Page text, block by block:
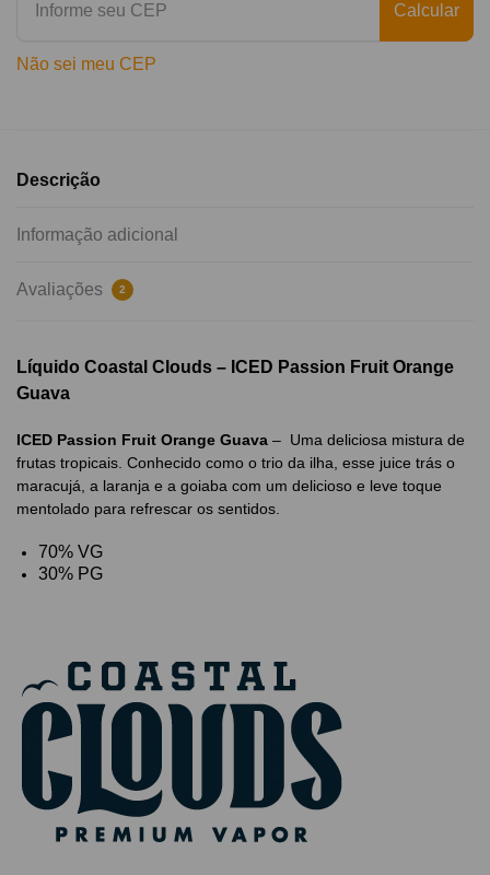
Calcular
Não sei meu CEP
Descrição
Informação adicional
Avaliações 2
Líquido Coastal Clouds – ICED Passion Fruit Orange
Guava
ICED Passion Fruit Orange Guava – Uma deliciosa mistura de
frutas tropicais. Conhecido como o trio da ilha, esse juice trás o
maracujá, a laranja e a goiaba com um delicioso e leve toque
mentolado para refrescar os sentidos.
70% VG
30% PG